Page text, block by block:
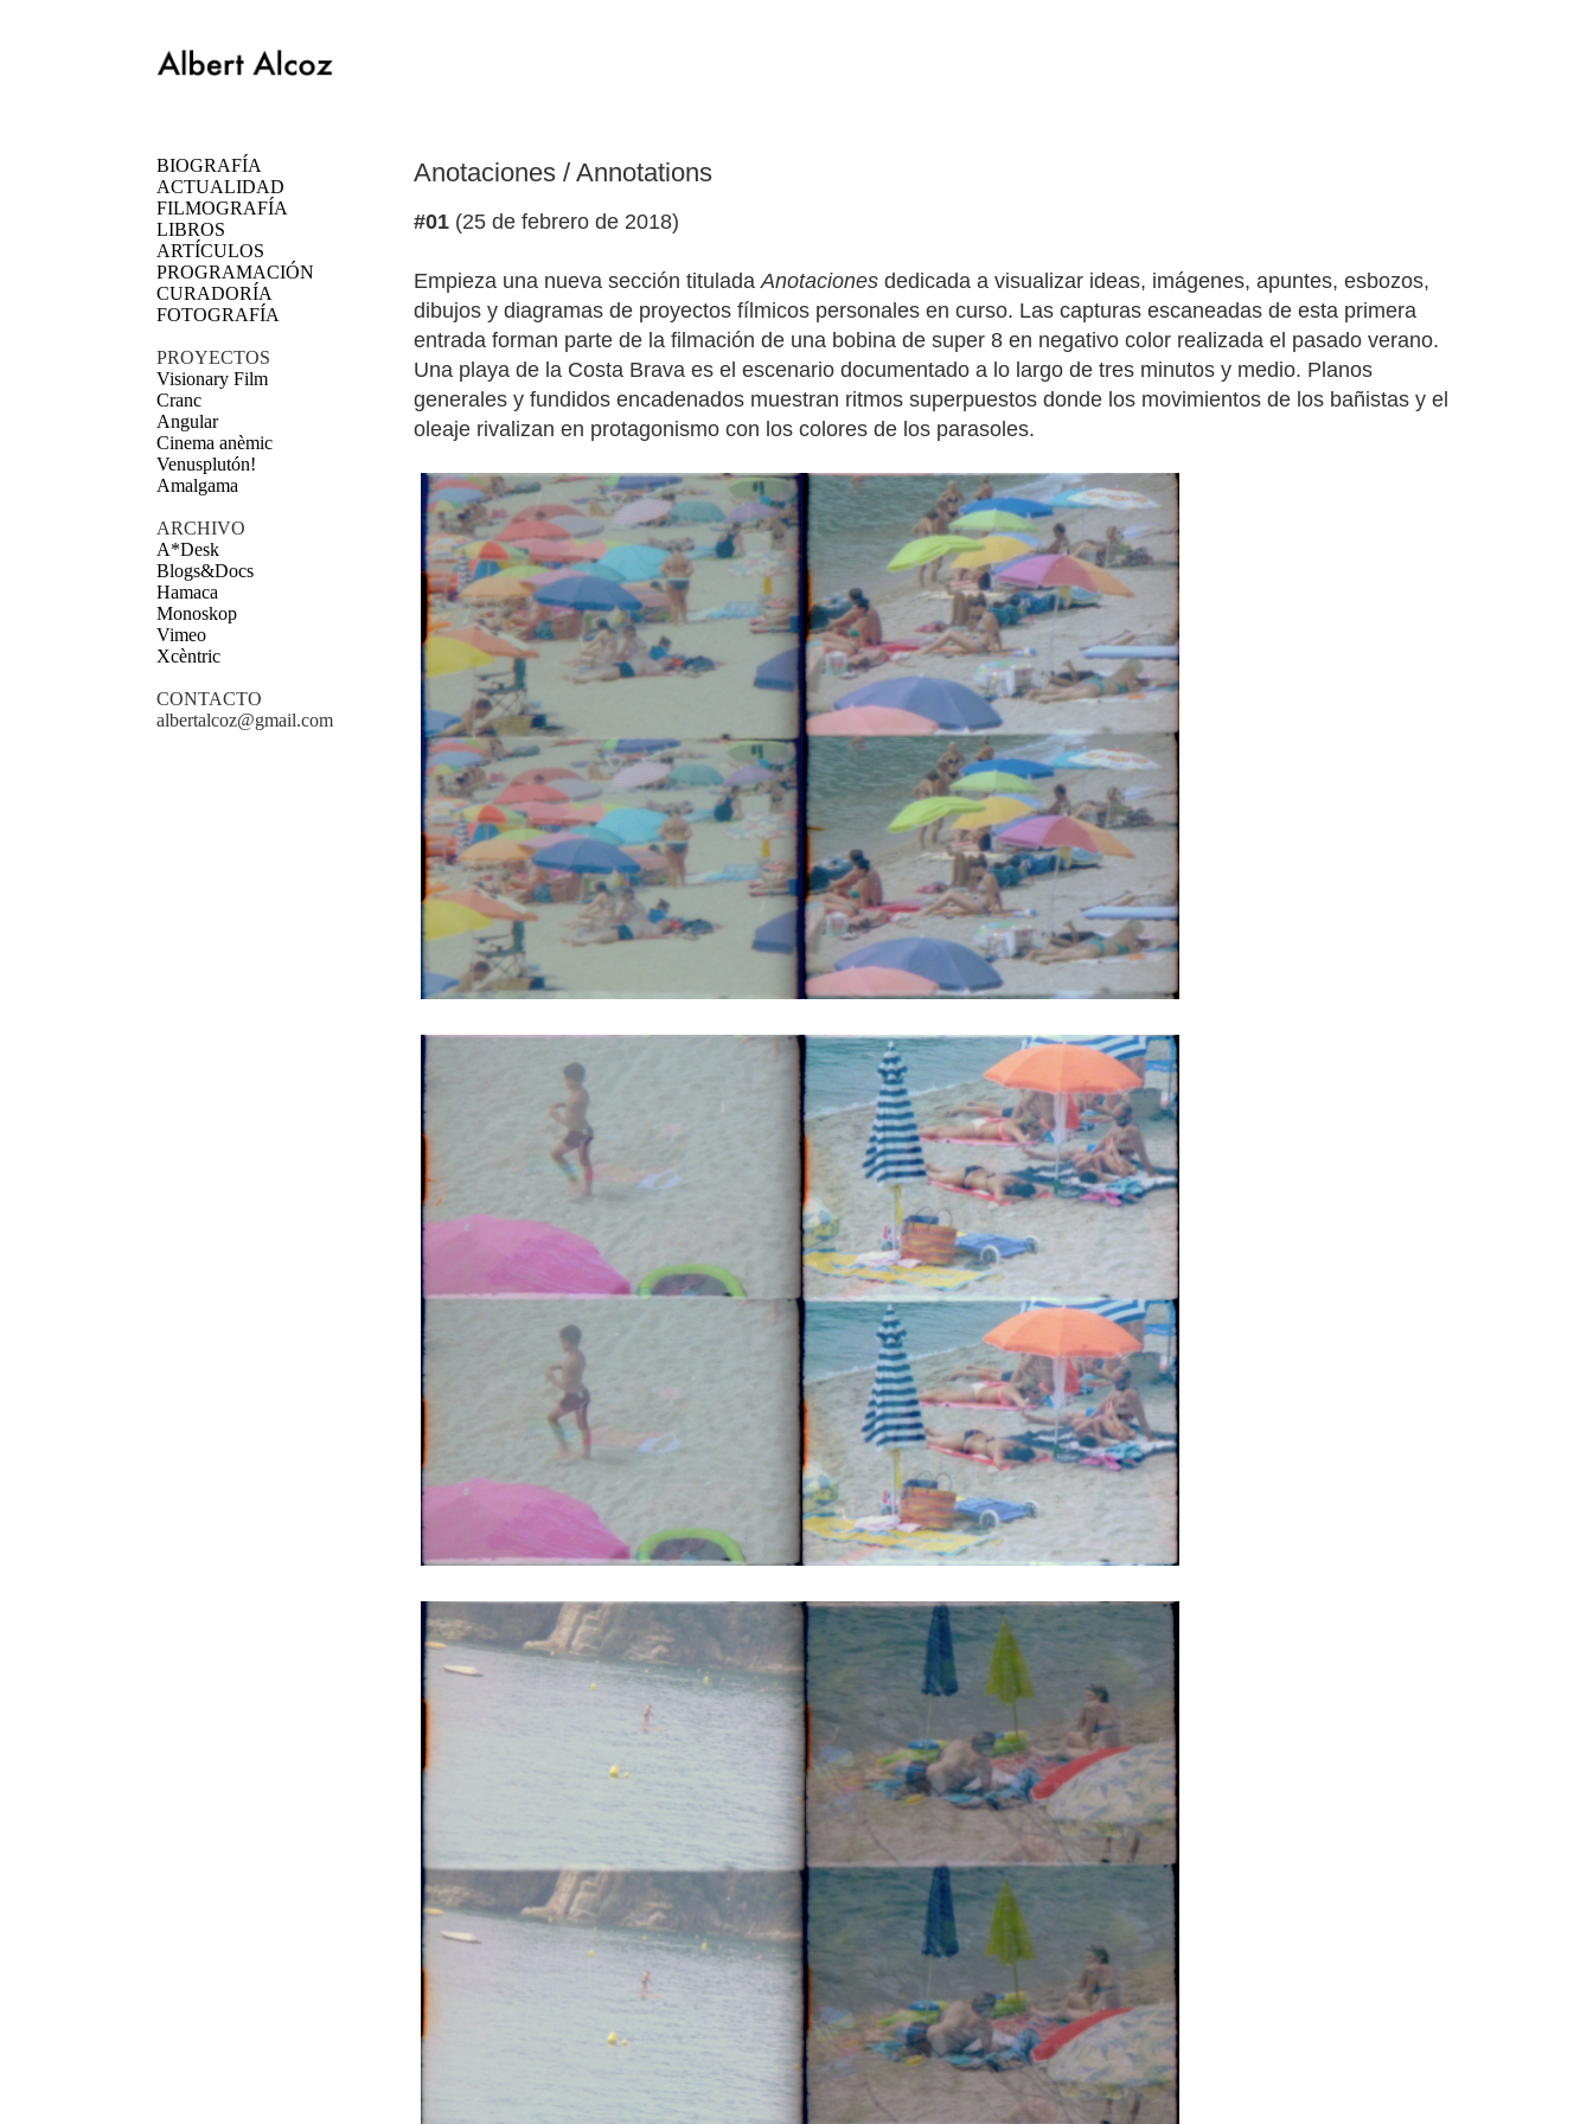
Anotaciones / Annotations
#01 (25 de febrero de 2018)
Empieza una nueva sección tituladaAnotaciones dedicada a visualizar ideas, imágenes, apuntes, esbozos,
dibujos y diagramas de proyectos fílmicos personales en curso. Las capturas escaneadas de esta primera
entrada forman parte de la filmación de una bobina de super 8 en negativo color realizada el pasado verano.
Una playa de la Costa Brava es el escenario documentado a lo largo de tres minutos y medio. Planos
generales y fundidos encadenados muestran ritmos superpuestos donde los movimientos de los bañistas y el
oleaje rivalizan en protagonismo con los colores de los parasoles.
BIOGRAFÍA
ACTUALIDAD
FILMOGRAFÍA
LIBROS
ARTÍCULOS
PROGRAMACIÓN
CURADORÍA
FOTOGRAFÍA
PROYECTOS
Visionary Film
Cranc
Angular
Cinema anèmic
Venusplutón!
Amalgama
ARCHIVO
A*Desk
Blogs&Docs
Hamaca
Monoskop
Vimeo
Xcèntric
CONTACTO
albertalcoz@gmail.com